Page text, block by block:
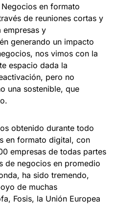
en formato
de reuniones cortas y
empresas y
generando un impacto
nos vimos con la
espacio dada la
pero no
una sostenible, que
obtenido durante todo
en formato digital, con
empresas de todas partes
de negocios en promedio
ha sido tremendo,
de muchas
Fosis, la Unión Europea